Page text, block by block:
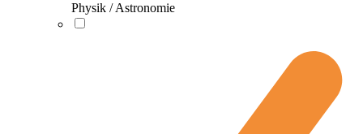
Physik / Astronomie